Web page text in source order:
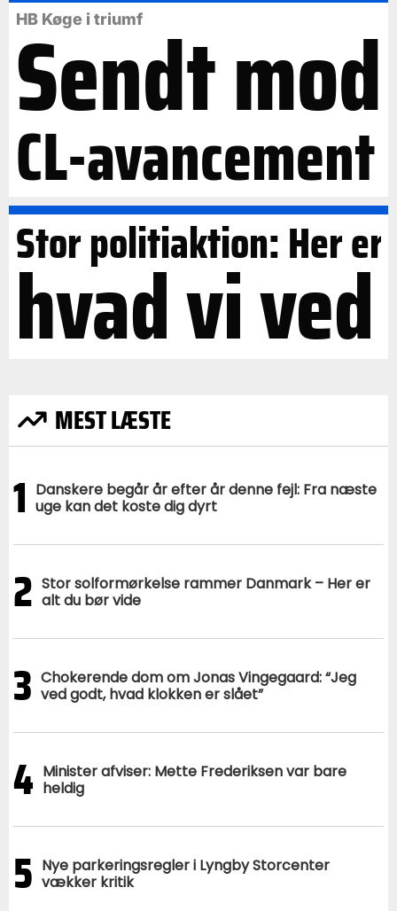
HB Køge i triumf
Sendt mod
CL-avancement
Stor politiaktion: Her er
hvad vi ved
MEST LÆSTE
1 Danskere begår år efter år denne fejl: Fra næste
uge kan det koste dig dyrt
2 Stor solformørkelse rammer Danmark – Her er
alt du bør vide
3 Chokerende dom om Jonas Vingegaard: “Jeg
ved godt, hvad klokken er slået”
4 Minister afviser: Mette Frederiksen var bare
heldig
5 Nye parkeringsregler i Lyngby Storcenter
vækker kritik